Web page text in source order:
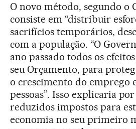
O novo método, segundo o
consiste em “distribuir
sacrifícios temporários,
com a população. “O
ano passado todos os
seu Orçamento, para
o crescimento do emprego
pessoas”. Isso explicaria
reduzidos impostos para
economia no seu primeiro